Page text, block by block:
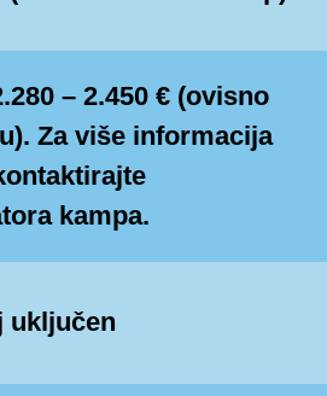
u kojem mladi
svoje strasti,
se na inovativne
Ovaj program
i kao dvotjedni
ponude,
dodatne
– 2.450 € (ovisno
Za više informacija
kampa.
uključen